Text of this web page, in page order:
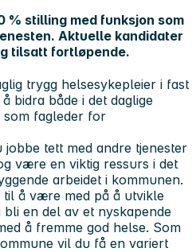
% stilling med funksjon som
Aktuelle kandidater
tilsatt fortløpende.
trygg helsesykepleier i fast
bidra både i det daglige
som fagleder for
tett med andre tjenester
være en viktig ressurs i det
arbeidet i kommunen.
å være med på å utvikle
en del av et nyskapende
å fremme god helse. Som
vil du få en variert